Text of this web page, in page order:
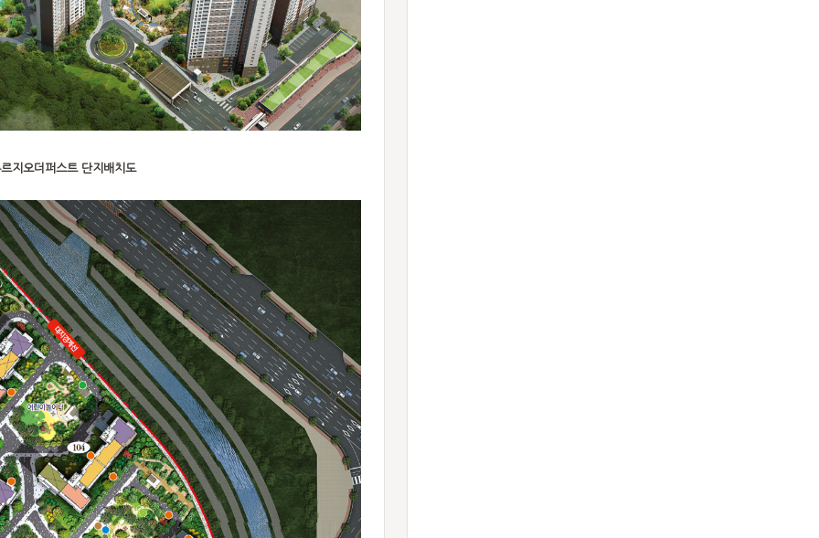
지오더퍼스트 단지배치도